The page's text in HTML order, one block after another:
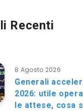
Recenti
8 Agosto 2026
Generali
2026: utile
le attese, cosa